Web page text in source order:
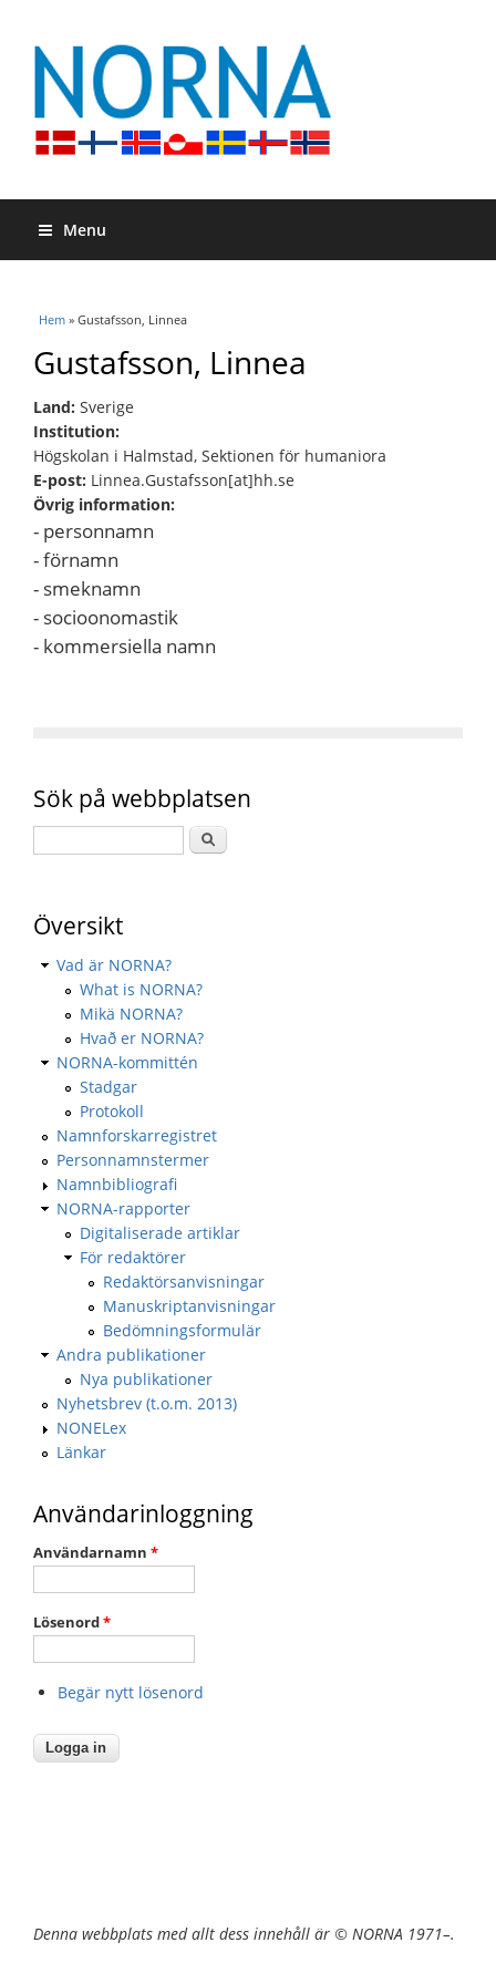
Menu
Du är här
Hem » Gustafsson, Linnea
Gustafsson, Linnea
Land: Sverige
Institution:
Högskolan i Halmstad, Sektionen för humaniora
E-post: Linnea.Gustafsson[at]hh.se
Övrig information:
- personnamn
- förnamn
- smeknamn
- socioonomastik
- kommersiella namn
Sök på webbplatsen
Översikt
Vad är NORNA?
What is NORNA?
Mikä NORNA?
Hvað er NORNA?
NORNA-kommittén
Stadgar
Protokoll
Namnforskarregistret
Personnamnstermer
Namnbibliografi
NORNA-rapporter
Digitaliserade artiklar
För redaktörer
Redaktörsanvisningar
Manuskriptanvisningar
Bedömningsformulär
Andra publikationer
Nya publikationer
Nyhetsbrev (t.o.m. 2013)
NONELex
Länkar
Användarinloggning
Användarnamn *
Lösenord*
Begär nytt lösenord
Denna webbplats med allt dess innehåll är © NORNA 1971–.